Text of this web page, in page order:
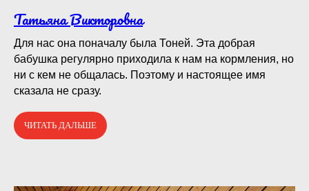
Татьяна Викторовна
Для нас она поначалу была Тоней. Эта добрая
бабушка регулярно приходила к нам на кормления, но
ни с кем не общалась. Поэтому и настоящее имя
сказала не сразу.
ЧИТАТЬ ДАЛЬШЕ